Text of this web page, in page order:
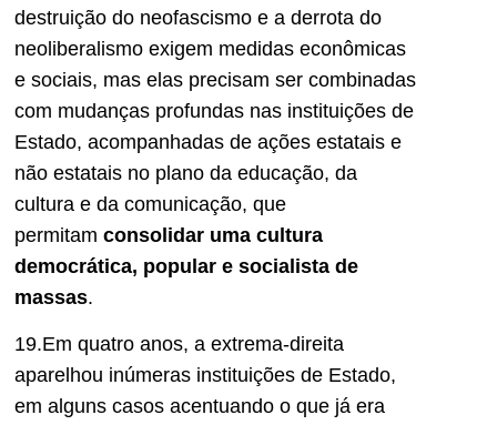
destruição do neofascismo e a derrota do
neoliberalismo exigem medidas econômicas
e sociais, mas elas precisam ser combinadas
com mudanças profundas nas instituições de
Estado, acompanhadas de ações estatais e
não estatais no plano da educação, da
cultura e da comunicação, que
permitam consolidar uma cultura
democrática, popular e socialista de
massas.
19.Em quatro anos, a extrema-direita
aparelhou inúmeras instituições de Estado,
em alguns casos acentuando o que já era